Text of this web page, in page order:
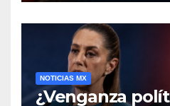
NOTICIAS MX
¿Venganza